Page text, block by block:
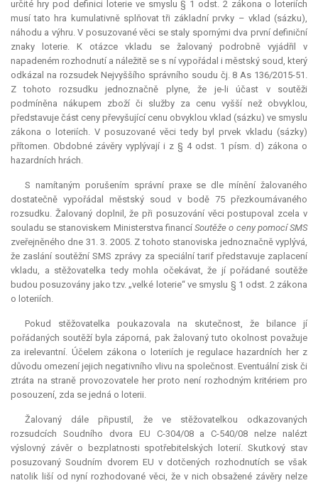
určité hry pod definici loterie ve smyslu § 1 odst. 2 zákona o loteriích
musí tato hra kumulativně splňovat tři základní prvky – vklad (sázku),
náhodu a výhru. V posuzované věci se staly spornými dva první definiční
znaky loterie. K otázce vkladu se žalovaný podrobně vyjádřil v
napadeném rozhodnutí a náležitě se s ní vypořádal i městský soud, který
odkázal na rozsudek Nejvyššího správního soudu čj. 8 As 136/2015-51.
Z tohoto rozsudku jednoznačně plyne, že je-li účast v soutěži
podmíněna nákupem zboží či služby za cenu vyšší než obvyklou,
představuje část ceny převyšující cenu obvyklou vklad (sázku) ve smyslu
zákona o loteriích. V posuzované věci tedy byl prvek vkladu (sázky)
přítomen. Obdobné závěry vyplývají i z § 4 odst. 1 písm. d) zákona o
hazardních hrách.
S namítaným porušením správní praxe se dle mínění žalovaného
dostatečně vypořádal městský soud v bodě 75 přezkoumávaného
rozsudku. Žalovaný doplnil, že při posuzování věci postupoval zcela v
souladu se stanoviskem Ministerstva financíSoutěže o ceny pomocí SMS
zveřejněného dne 31. 3. 2005. Z tohoto stanoviska jednoznačně vyplývá,
že zaslání soutěžní SMS zprávy za speciální tarif představuje zaplacení
vkladu, a stěžovatelka tedy mohla očekávat, že jí pořádané soutěže
budou posuzovány jako tzv. „velké loterie“ ve smyslu § 1 odst. 2 zákona
o loteriích.
Pokud stěžovatelka poukazovala na skutečnost, že bilance jí
pořádaných soutěží byla záporná, pak žalovaný tuto okolnost považuje
za irelevantní. Účelem zákona o loteriích je regulace hazardních her z
důvodu omezení jejich negativního vlivu na společnost. Eventuální zisk či
ztráta na straně provozovatele her proto není rozhodným kritériem pro
posouzení, zda se jedná o loterii.
Žalovaný dále připustil, že ve stěžovatelkou odkazovaných
rozsudcích Soudního dvora EU C-304/08 a C-540/08 nelze nalézt
výslovný závěr o bezplatnosti spotřebitelských loterií. Skutkový stav
posuzovaný Soudním dvorem EU v dotčených rozhodnutích se však
natolik liší od nyní rozhodované věci, že v nich obsažené závěry nelze